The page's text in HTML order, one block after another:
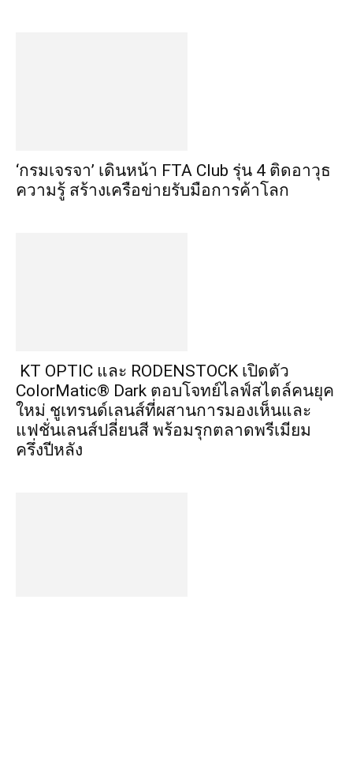
‘กรมเจรจา’ เดินหน้า FTA Club รุ่น 4 ติดอาวุธ
ความรู้ สร้างเครือข่ายรับมือการค้าโลก
KT OPTIC และ RODENSTOCK เปิดตัว
ColorMatic® Dark ตอบโจทย์ไลฟ์สไตล์คนยุค
ใหม่ ชูเทรนด์เลนส์ที่ผสานการมองเห็นและ
แฟชั่นเลนส์ปลี่ยนสี พร้อมรุกตลาดพรีเมียม
ครึ่งปีหลัง